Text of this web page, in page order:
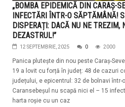
„BOMBA EPIDEMICĂ DIN CARAȘ-
INFECTĂRI ÎNTR-O SĂPTĂMÂNĂ!
DISPERAȚI: DACĂ NU NE TREZIM,
DEZASTRUL!”
12 SEPTEMBRIE, 2025 0 2000
Panica plutește din nou peste Caraș-
19 a lovit cu forță în județ: 48 de cazuri
județului, e epicentrul: 32 de bolnavi într-
Caransebeșul nu scapă nici el – 15
harta roșie cu un caz